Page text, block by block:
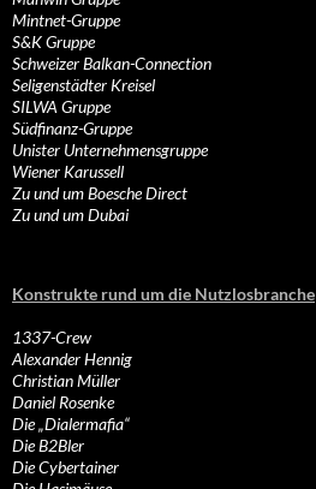
Mintnet-Gruppe
S&K Gruppe
Schweizer Balkan-Connection
Seligenstädter Kreisel
SILWA Gruppe
Südfinanz-Gruppe
Unister Unternehmensgruppe
Wiener Karussell
Zu und um Boesche Direct
Zu und um Dubai
Konstrukte rund um die Nutzlosbranche
1337-Crew
Alexander Hennig
Christian Müller
Daniel Rosenke
Die „Dialermafia“
Die B2Bler
Die Cybertainer